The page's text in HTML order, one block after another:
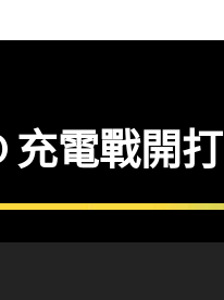
充電戰開打